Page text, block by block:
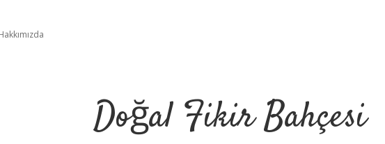
Doğal Fikir Bahçesi